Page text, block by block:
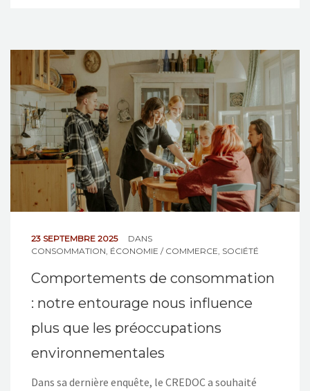
23 SEPTEMBRE 2025
DANS
CONSOMMATION, ÉCONOMIE / COMMERCE, SOCIÉTÉ
Comportements de consommation
: notre entourage nous influence
plus que les préoccupations
environnementales
Dans sa dernière enquête, le CREDOC a souhaité